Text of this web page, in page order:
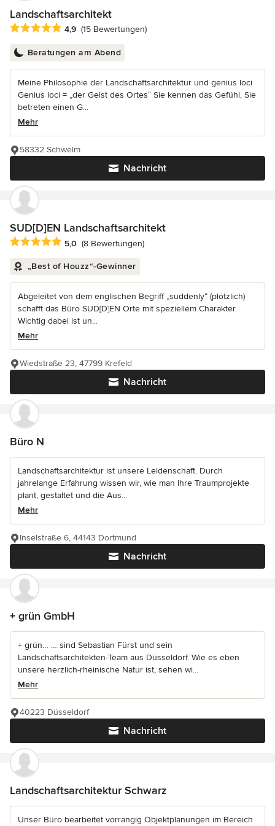
Landschaftsarchitekt
Durchschnittliche Bewertung: 4.9 von 5 Sternen
4,9 (15 Bewertungen)
Beratungen am Abend
Meine Philosophie der Landschaftsarchitektur und genius loci
Genius loci = „der Geist des Ortes“ Sie kennen das Gefühl, Sie
betreten einen G...
Mehr
Nachricht
58332 Schwelm
SUD[D]EN Landschaftsarchitekt
Durchschnittliche Bewertung: 5 von 5 Sternen
5,0 (8 Bewertungen)
„Best of Houzz“-Gewinner
Abgeleitet von dem englischen Begriff „suddenly“ (plötzlich)
schafft das Büro SUD[D]EN Orte mit speziellem Charakter.
Wichtig dabei ist un...
Mehr
Nachricht
Wiedstraße 23, 47799 Krefeld
Büro N
Landschaftsarchitektur ist unsere Leidenschaft. Durch
jahrelange Erfahrung wissen wir, wie man Ihre Traumprojekte
plant, gestaltet und die Aus...
Mehr
Nachricht
Inselstraße 6, 44143 Dortmund
+ grün GmbH
+ grün… … sind Sebastian Fürst und sein
Landschaftsarchitekten-Team aus Düsseldorf. Wie es eben
unsere herzlich-rheinische Natur ist, sehen wi...
Mehr
Nachricht
40223 Düsseldorf
Landschaftsarchitektur Schwarz
Unser Büro bearbeitet vorrangig Objektplanungen im Bereich